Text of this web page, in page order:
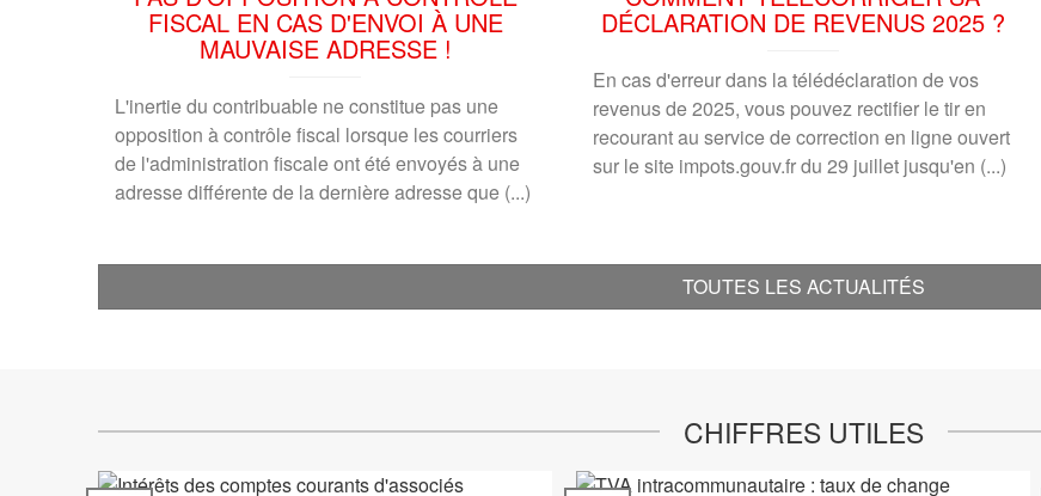
FISCAL EN CAS D'ENVOI À UNE
MAUVAISE ADRESSE !
L'inertie du contribuable ne constitue pas une
opposition à contrôle fiscal lorsque les courriers
de l'administration fiscale ont été envoyés à une
adresse différente de la dernière adresse que (...)
DÉCLARATION DE REVENUS 2025 ?
En cas d'erreur dans la télédéclaration de vos
revenus de 2025, vous pouvez rectifier le tir en
recourant au service de correction en ligne ouvert
sur le site impots.gouv.fr du 29 juillet jusqu'en (...)
TOUTES LES ACTUALITÉS
CHIFFRES UTILES